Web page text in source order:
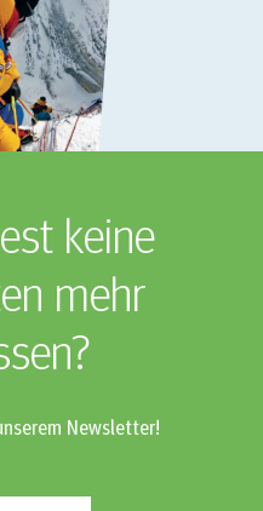
keine
mehr
Newsletter!